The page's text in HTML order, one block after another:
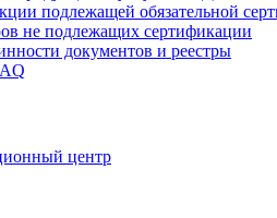
подлежащей обязательной
не подлежащих сертификации
документов и реестры
центр